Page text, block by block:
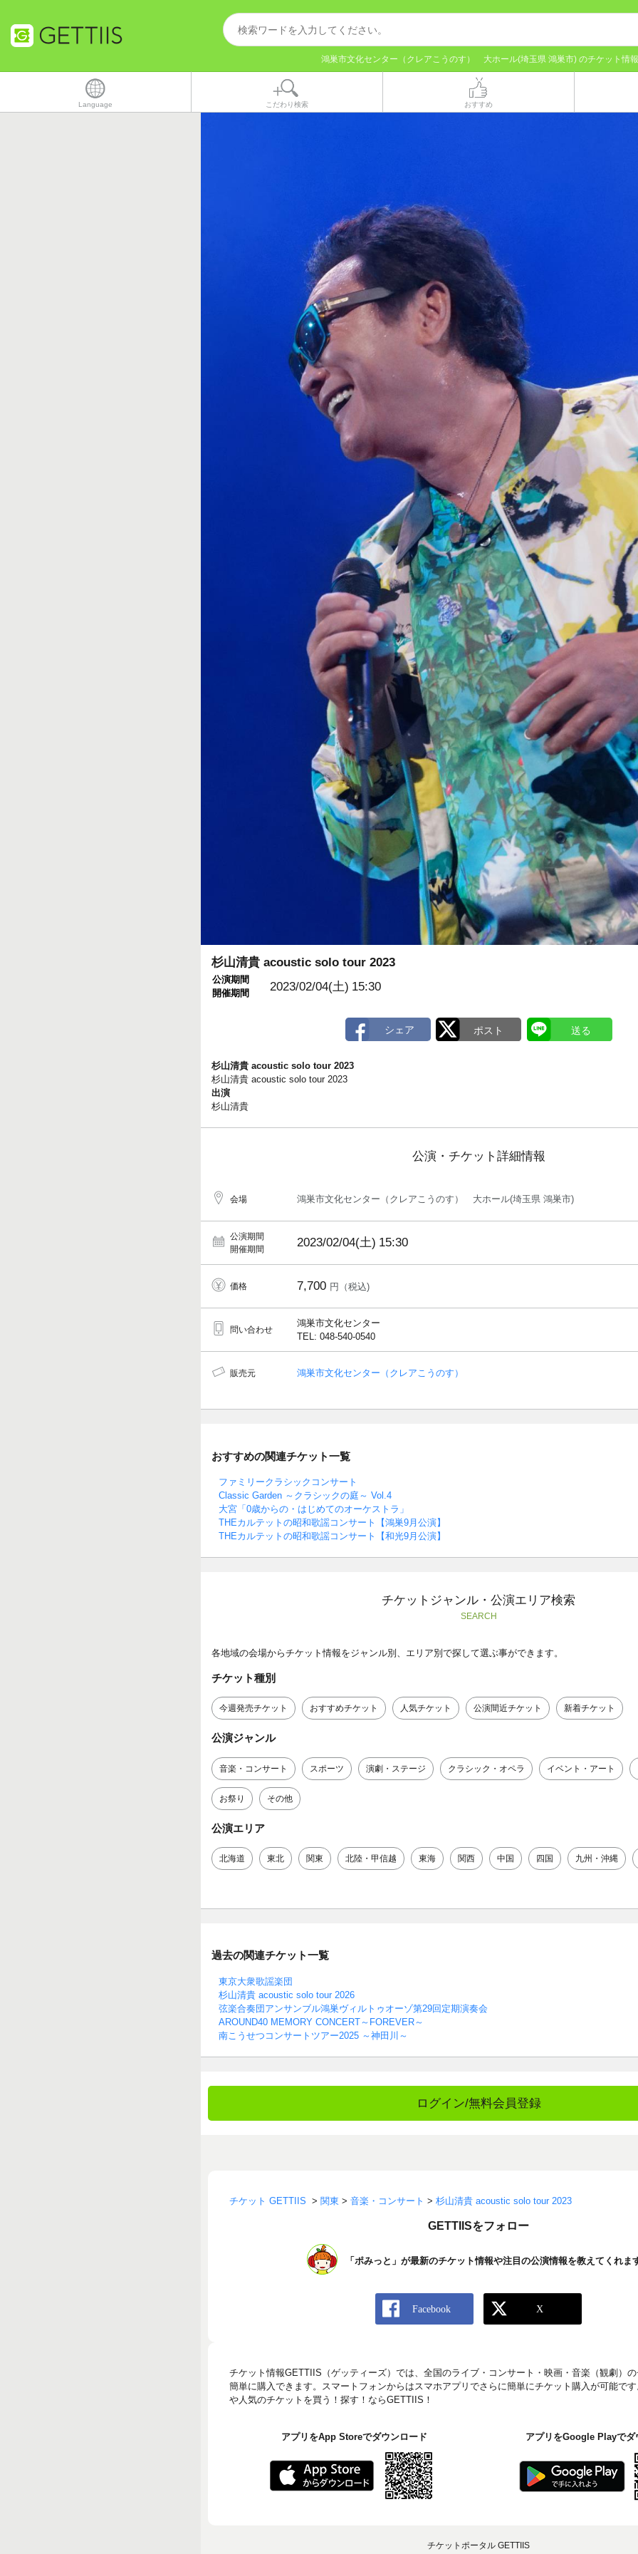
鴻巣市文化センター（クレアこうのす） 大ホール(埼玉県 鴻巣市) のチケット情報
Language こだわり検索 おすすめ
杉山清貴 acoustic solo tour 2023
公演期間
開催期間
2023/02/04(土) 15:30
杉山清貴 acoustic solo tour 2023
杉山清貴 acoustic solo tour 2023
出演
杉山清貴
公演・チケット詳細情報
会場 鴻巣市文化センター（クレアこうのす） 大ホール(埼玉県 鴻巣市)
公演期間
開催期間
2023/02/04(土) 15:30
価格 7,700 円（税込)
問い合わせ
鴻巣市文化センター
TEL: 048-540-0540
販売元 鴻巣市文化センター（クレアこうのす）
おすすめの関連チケット一覧
ファミリークラシックコンサート
Classic Garden ～クラシックの庭～ Vol.4
大宮「0歳からの・はじめてのオーケストラ」
THEカルテットの昭和歌謡コンサート【鴻巣9月公演】
THEカルテットの昭和歌謡コンサート【和光9月公演】
チケットジャンル・公演エリア検索
SEARCH
各地域の会場からチケット情報をジャンル別、エリア別で探して選ぶ事ができます。
チケット種別
今週発売チケット おすすめチケット 人気チケット 公演間近チケット 新着チケット
公演ジャンル
音楽・コンサート スポーツ 演劇・ステージ クラシック・オペラ イベント・アート
お祭り その他
公演エリア
北海道 東北 関東 北陸・甲信越 東海 関西 中国 四国 九州・沖縄
過去の関連チケット一覧
東京大衆歌謡楽団
杉山清貴 acoustic solo tour 2026
弦楽合奏団アンサンブル鴻巣ヴィルトゥオーゾ第29回定期演奏会
AROUND40 MEMORY CONCERT～FOREVER～
南こうせつコンサートツアー2025 ～神田川～
ログイン/無料会員登録
チケット GETTIIS > 関東 > 音楽・コンサート > 杉山清貴 acoustic solo tour 2023
GETTIISをフォロー
「ポみっと」が最新のチケット情報や注目の公演情報を教えてくれま
チケット情報GETTIIS（ゲッティーズ）では、全国のライブ・コンサート・映画・音楽（観劇）
簡単に購入できます。スマートフォンからはスマホアプリでさらに簡単にチケット購入が可能で
や人気のチケットを買う！探す！ならGETTIIS！
アプリをApp Storeでダウンロード アプリをGoogle Playでダ
チケットポータル GETTIIS